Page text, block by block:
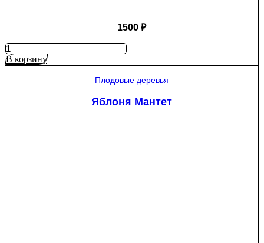
1500 ₽
Количество
товара
Ель
В корзину
Плодовые деревья
Яблоня Мантет